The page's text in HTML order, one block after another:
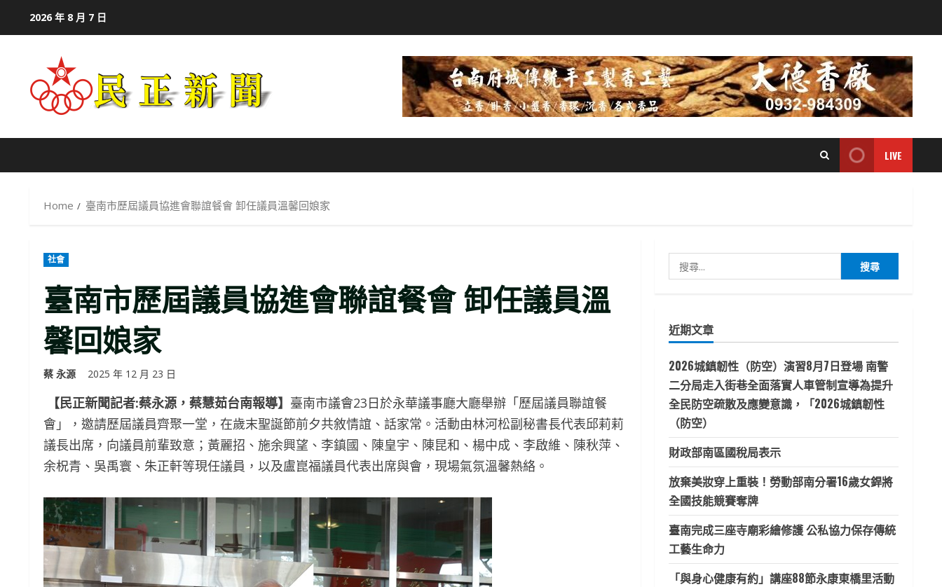
2026 年 8 月 7 日
LIVE
Home 臺南市歷屆議員協進會聯誼餐會 卸任議員溫馨回娘家
社會
臺南市歷屆議員協進會聯誼餐會 卸任議員溫
馨回娘家
蔡 永源 2025 年 12 月 23 日
【民正新聞記者:蔡永源，蔡慧茹台南報導】 臺南市議會23日於永華議事廳大廳舉辦「歷屆議員聯誼餐
會」，邀請歷屆議員齊聚一堂，在歲末聖誕節前夕共敘情誼、話家常。活動由林河松副秘書長代表邱莉莉
議長出席，向議員前輩致意；黃麗招、施余興望、李鎮國、陳皇宇、陳昆和、楊中成、李啟維、陳秋萍、
余柷青、吳禹寰、朱正軒等現任議員，以及盧崑福議員代表出席與會，現場氣氛溫馨熱絡。
尋
字:
近期文章
2026城鎮韌性（防空）演習8月7日登場 南警
二分局走入街巷全面落實人車管制宣導為提升
全民防空疏散及應變意識，「2026城鎮韌性
（防空）
財政部南區國稅局表示
放棄美妝穿上重裝！勞動部南分署16歲女銲將
全國技能競賽奪牌
臺南完成三座寺廟彩繪修護 公私協力保存傳統
工藝生命力
「與身心健康有約」講座88節永康東橋里活動